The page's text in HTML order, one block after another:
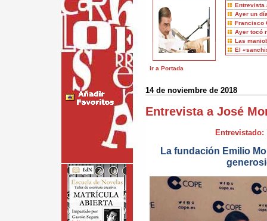
Entrevista
Ayer un
Francisco
Ayer tocó
Las
El
ir a Portada
14 de noviembre de 2018
Entrevista a José
Entrevistado:
La fundación Emilio